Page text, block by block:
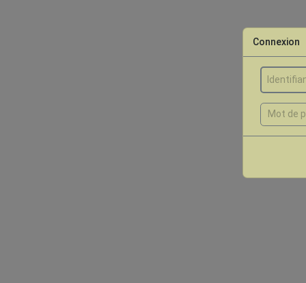
Connexion